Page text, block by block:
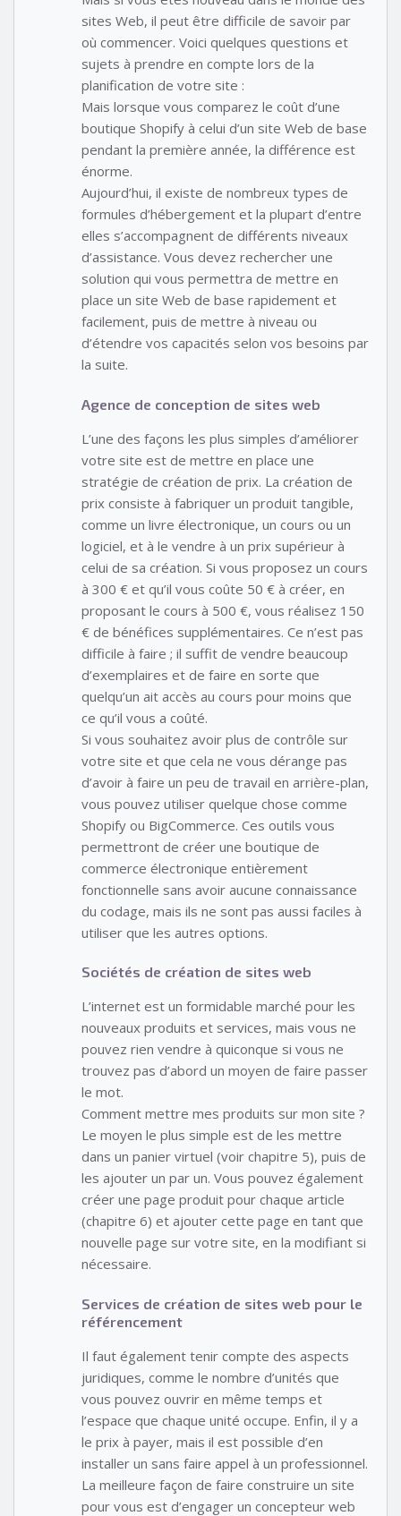
sites Web, il peut être difficile de savoir par
où commencer. Voici quelques questions et
sujets à prendre en compte lors de la
planification de votre site :
Mais lorsque vous comparez le coût d’une
boutique Shopify à celui d’un site Web de base
pendant la première année, la différence est
énorme.
Aujourd’hui, il existe de nombreux types de
formules d’hébergement et la plupart d’entre
elles s’accompagnent de différents niveaux
d’assistance. Vous devez rechercher une
solution qui vous permettra de mettre en
place un site Web de base rapidement et
facilement, puis de mettre à niveau ou
d’étendre vos capacités selon vos besoins par
la suite.
Agence de conception de sites web
L’une des façons les plus simples d’améliorer
votre site est de mettre en place une
stratégie de création de prix. La création de
prix consiste à fabriquer un produit tangible,
comme un livre électronique, un cours ou un
logiciel, et à le vendre à un prix supérieur à
celui de sa création. Si vous proposez un cours
à 300 € et qu’il vous coûte 50 € à créer, en
proposant le cours à 500 €, vous réalisez 150
€ de bénéfices supplémentaires. Ce n’est pas
difficile à faire ; il suffit de vendre beaucoup
d’exemplaires et de faire en sorte que
quelqu’un ait accès au cours pour moins que
ce qu’il vous a coûté.
Si vous souhaitez avoir plus de contrôle sur
votre site et que cela ne vous dérange pas
d’avoir à faire un peu de travail en arrière-plan,
vous pouvez utiliser quelque chose comme
Shopify ou BigCommerce. Ces outils vous
permettront de créer une boutique de
commerce électronique entièrement
fonctionnelle sans avoir aucune connaissance
du codage, mais ils ne sont pas aussi faciles à
utiliser que les autres options.
Sociétés de création de sites web
L’internet est un formidable marché pour les
nouveaux produits et services, mais vous ne
pouvez rien vendre à quiconque si vous ne
trouvez pas d’abord un moyen de faire passer
le mot.
Comment mettre mes produits sur mon site ?
Le moyen le plus simple est de les mettre
dans un panier virtuel (voir chapitre 5), puis de
les ajouter un par un. Vous pouvez également
créer une page produit pour chaque article
(chapitre 6) et ajouter cette page en tant que
nouvelle page sur votre site, en la modifiant si
nécessaire.
Services de création de sites web pour le
référencement
Il faut également tenir compte des aspects
juridiques, comme le nombre d’unités que
vous pouvez ouvrir en même temps et
l’espace que chaque unité occupe. Enfin, il y a
le prix à payer, mais il est possible d’en
installer un sans faire appel à un professionnel.
La meilleure façon de faire construire un site
pour vous est d’engager un concepteur web